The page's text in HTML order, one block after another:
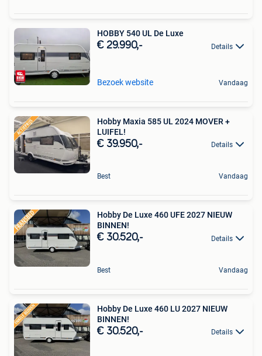
HOBBY 540 UL De Luxe
€ 29.990,- Details
Bezoek website Vandaag
Hobby Maxia 585 UL 2024 MOVER +
LUIFEL!
€ 39.950,- Details
Best Vandaag
Hobby De Luxe 460 UFE 2027 NIEUW
BINNEN!
€ 30.520,- Details
Best Vandaag
Hobby De Luxe 460 LU 2027 NIEUW
BINNEN!
€ 30.520,- Details